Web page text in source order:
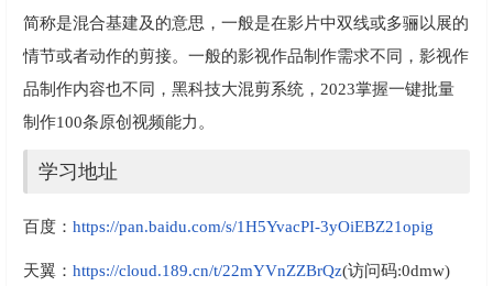
简称是混合基建及的意思，一般是在影片中双线或多骊以展的
情节或者动作的剪接。一般的影视作品制作需求不同，影视作
品制作内容也不同，黑科技大混剪系统，2023掌握一键批量
制作100条原创视频能力。
学习地址
百度： https://pan.baidu.com/s/1H5YvacPI-3yOiEBZ21opig
天翼： https://cloud.189.cn/t/22mYVnZZBrQz(访问码:0dmw)